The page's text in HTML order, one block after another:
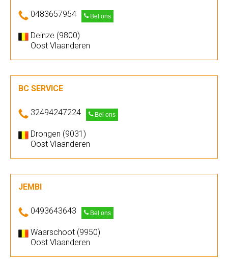
0483657954 Bel ons
Deinze (9800)
Oost Vlaanderen
BC SERVICE
32494247224 Bel ons
Drongen (9031)
Oost Vlaanderen
JEMBI
0493643643 Bel ons
Waarschoot (9950)
Oost Vlaanderen